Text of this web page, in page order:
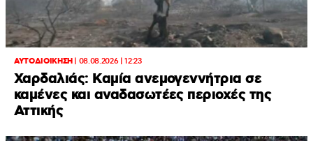
ΑΥΤΟΔΙΟΙΚΗΣΗ| 08.08.2026 | 12:23
Χαρδαλιάς: Καμία ανεμογεννήτρια σε
καμένες και αναδασωτέες περιοχές της
Αττικής